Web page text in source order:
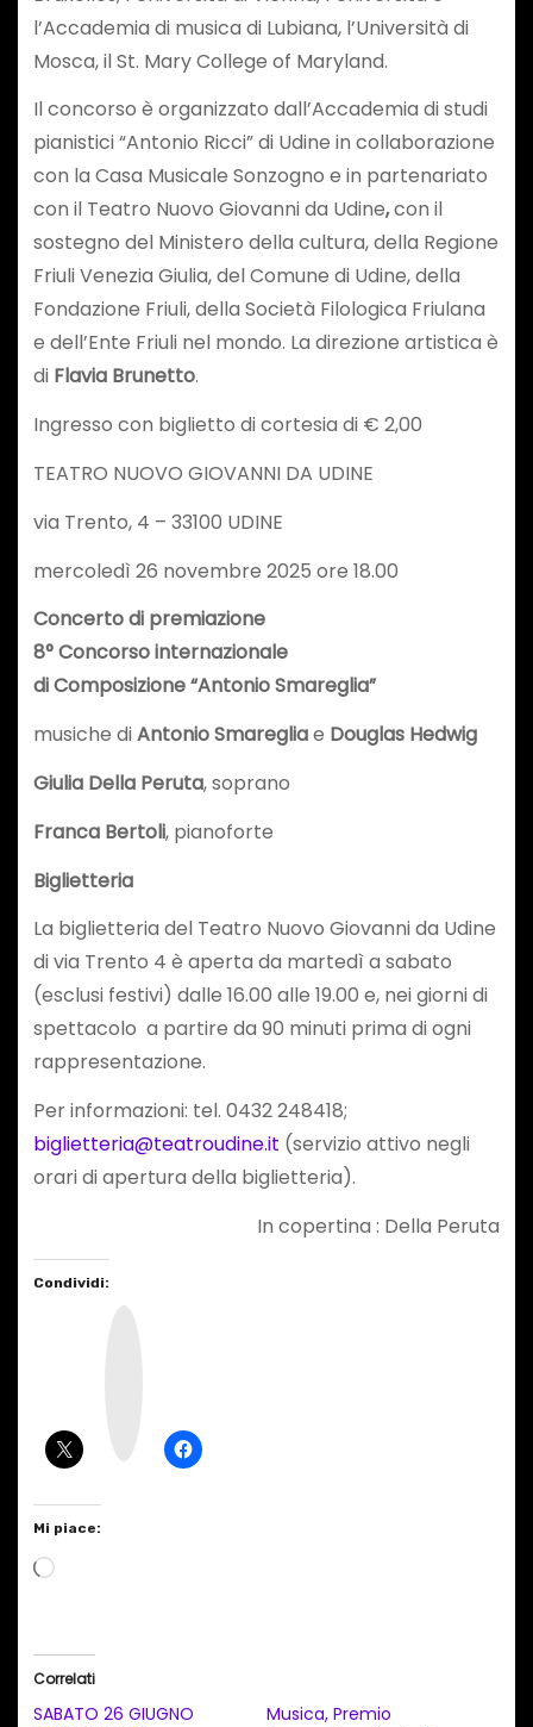
l’Accademia di musica di Lubiana, l’Università di
Mosca, il St. Mary College of Maryland.
Il concorso è organizzato dall’Accademia di studi
pianistici “Antonio Ricci” di Udine in collaborazione
con la Casa Musicale Sonzogno e in partenariato
con il Teatro Nuovo Giovanni da Udine,con il
sostegno del Ministero della cultura, della Regione
Friuli Venezia Giulia, del Comune di Udine, della
Fondazione Friuli, della Società Filologica Friulana
e dell’Ente Friuli nel mondo. La direzione artistica è
di Flavia Brunetto.
Ingresso con biglietto di cortesia di € 2,00
TEATRO NUOVO GIOVANNI DA UDINE
via Trento, 4 – 33100 UDINE
mercoledì 26 novembre 2025 ore 18.00
Concerto di premiazione
8° Concorso internazionale
di Composizione “Antonio Smareglia”
musiche diAntonio Smaregliae Douglas Hedwig
Giulia Della Peruta, soprano
Franca Bertoli, pianoforte
Biglietteria
La biglietteria del Teatro Nuovo Giovanni da Udine
di via Trento 4 è aperta da martedì a sabato
(esclusi festivi) dalle 16.00 alle 19.00 e, nei giorni di
spettacolo a partire da 90 minuti prima di ogni
rappresentazione.
Per informazioni: tel. 0432 248418;
biglietteria@teatroudine.it (servizio attivo negli
orari di apertura della biglietteria).
In copertina : Della Peruta
Condividi:
Mi piace:
C
Correlati
SABATO 26 GIUGNO
Musica, Premio